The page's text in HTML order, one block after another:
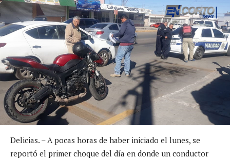
Delicias. – A pocas horas de haber iniciado el lunes, se
reportó el primer choque del día en donde un conductor